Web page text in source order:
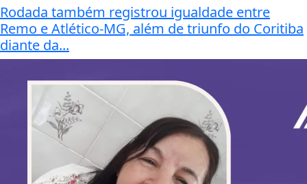
Rodada também registrou igualdade entre
Remo e Atlético-MG, além de triunfo do Coritiba
diante da...